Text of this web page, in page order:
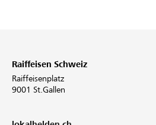
Raiffeisen Schweiz
Raiffeisenplatz
9001 St.Gallen